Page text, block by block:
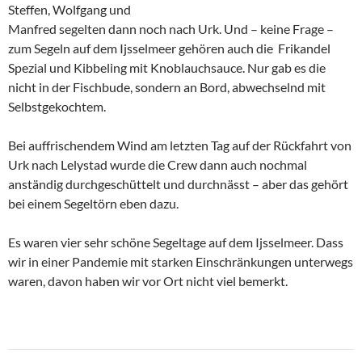
Steffen, Wolfgang und
Manfred segelten dann noch nach Urk. Und – keine Frage –
zum Segeln auf dem Ijsselmeer gehören auch die Frikandel
Spezial und Kibbeling mit Knoblauchsauce. Nur gab es die
nicht in der Fischbude, sondern an Bord, abwechselnd mit
Selbstgekochtem.
Bei auffrischendem Wind am letzten Tag auf der Rückfahrt von
Urk nach Lelystad wurde die Crew dann auch nochmal
anständig durchgeschüttelt und durchnässt – aber das gehört
bei einem Segeltörn eben dazu.
Es waren vier sehr schöne Segeltage auf dem Ijsselmeer. Dass
wir in einer Pandemie mit starken Einschränkungen unterwegs
waren, davon haben wir vor Ort nicht viel bemerkt.